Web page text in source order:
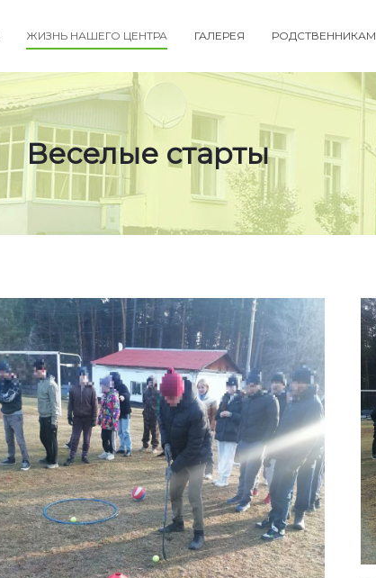
ЖИЗНЬ НАШЕГО ЦЕНТРА ГАЛЕРЕЯ РОДСТВЕННИКАМ
Веселые старты